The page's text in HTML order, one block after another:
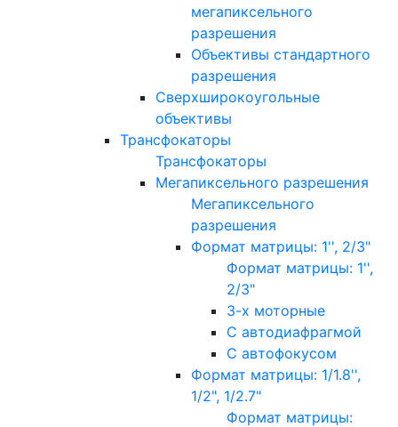
мегапиксельного
разрешения
Объективы стандартного
разрешения
Сверхширокоугольные
объективы
Трансфокаторы
Трансфокаторы
Мегапиксельного разрешения
Мегапиксельного
разрешения
Формат матрицы: 1'', 2/3"
Формат матрицы: 1'',
2/3"
3-х моторные
С автодиафрагмой
С автофокусом
Формат матрицы: 1/1.8'',
1/2", 1/2.7"
Формат матрицы: